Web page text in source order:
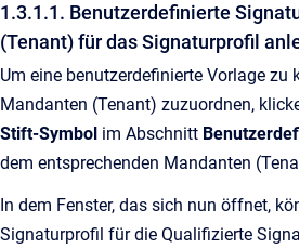
1.3.1.1. Benutzerdefinierte
(Tenant) für das Signaturprofil
Um eine benutzerdefinierte Vorlage zu
Mandanten (Tenant) zuzuordnen,
Stift-Symbol im Abschnitt
dem entsprechenden Mandanten
In dem Fenster, das sich nun öffnet,
Signaturprofil für die Qualifizierte